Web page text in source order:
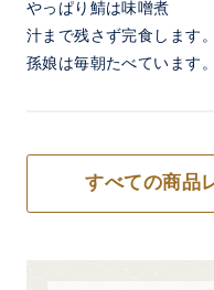
やっぱり鯖は味噌煮
汁まで残さず完食します。
孫娘は毎朝たべています
すべての商品